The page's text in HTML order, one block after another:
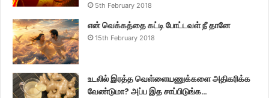
5th February 2018
என் வெக்கத்தை கட்டி போட்டவள் நீ தானே
15th February 2018
உடலில் இரத்த வெள்ளையணுக்களை அதிகரிக்க
வேண்டுமா? அப்ப இத சாப்பிடுங்க…